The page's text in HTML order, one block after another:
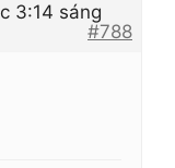
3:14 sáng
#788